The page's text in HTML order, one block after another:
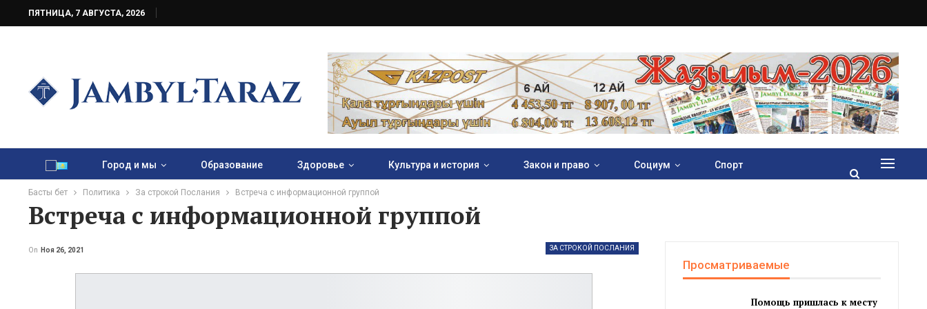
ПЯТНИЦА, 7 АВГУСТА, 2026
Город и мы Образование Здоровье Культура и история Закон и право Социум Спорт
Басты бет Политика За строкой Послания Встреча с информационной группой
Встреча с информационной группой
ЗА СТРОКОЙ ПОСЛАНИЯ
On Ноя 26, 2021
Просматриваемые
Помощь пришлась к месту